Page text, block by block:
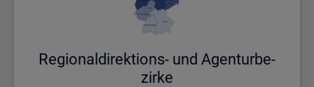
Re­gio­nal­di­rek­ti­ons- und Agen­tur­be­
zir­ke